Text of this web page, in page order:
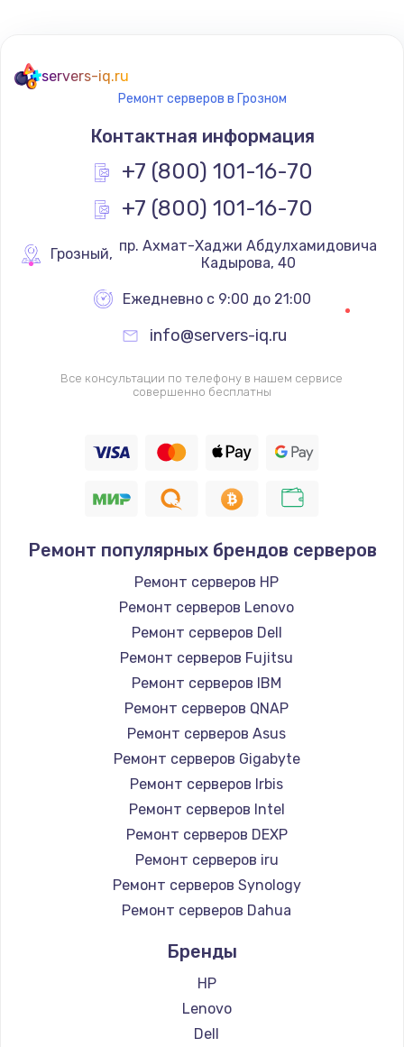
1090 руб.
Заказать
Замена видеочипа
2745 руб.
Настройка BIOS
995 руб.
Заказать
Ремонт подсветки
Заказать
1160 руб.
Заказать
Чистка от пыли
1060 руб.
Заказать
Замена южного моста
2750 руб.
Заказать
Замена контроллера питания
Заказать
Заказать
Замена корпуса
890 руб.
servers-iq.ru
Ремонт серверов в Грозном
Контактная информация
+7 (800) 101-16-70
+7 (800) 101-16-70
Грозный,
Кадырова, 40
Ежедневно с 9:00 до 21:00
info@servers-iq.ru
Все консультации по телефону в нашем сервисе
совершенно бесплатны
Ремонт популярных брендов серверов
Ремонт серверов HP
Ремонт серверов Lenovo
Ремонт серверов Dell
Ремонт серверов Fujitsu
Ремонт серверов IBM
Ремонт серверов QNAP
Ремонт серверов Asus
Ремонт серверов Gigabyte
Ремонт серверов Irbis
Ремонт серверов Intel
Ремонт серверов DEXP
Ремонт серверов iru
Ремонт серверов Synology
Ремонт серверов Dahua
Бренды
HP
Lenovo
Dell